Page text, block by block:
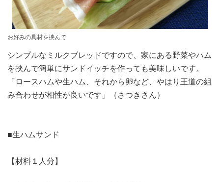
お好みの具材を挟んで
シンプルなミルクブレッドですので、家にある野菜やハム
を挟んで簡単にサンドイッチを作っても美味しいです。
「ロースハムや生ハム、それから卵など、やはり王道の組
み合わせが相性が良いです」（さつきさん）
■生ハムサンド
【材料１人分】